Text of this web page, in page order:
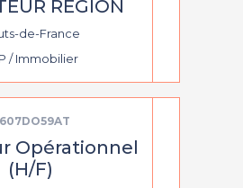
REGION
de-France
/ Immobilier
Opérationnel
(H/F)